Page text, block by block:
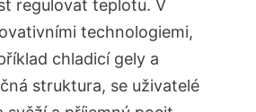
regulovat teplotu. V
technologiemi,
chladicí gely a
struktura, se uživatelé